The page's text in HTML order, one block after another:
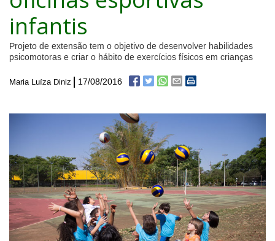
infantis
Projeto de extensão tem o objetivo de desenvolver habilidades
psicomotoras e criar o hábito de exercícios físicos em crianças
Maria Luíza Diniz 17/08/2016